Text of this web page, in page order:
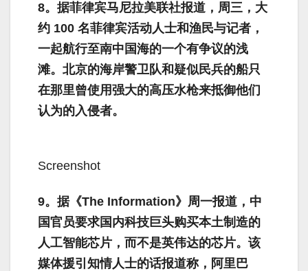
8。据菲律宾马尼拉美联社报道，周三，大
约 100 名菲律宾活动人士和渔民与记者，
一起航行至南中国海的一个有争议的浅
滩。北京的海岸警卫队和疑似民兵的船只
在那里曾使用强大的高压水枪来抵御他们
认为的入侵者。
Screenshot
9。据《The Information》周一报道，中
国官员要求国内科技巨头购买本土制造的
人工智能芯片，而不是英伟达的芯片。该
媒体援引知情人士的话报道称，阿里巴